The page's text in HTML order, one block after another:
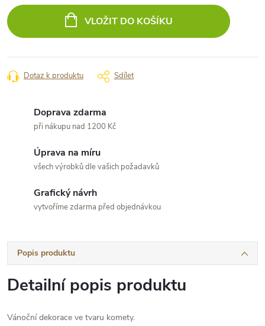
cena:
VLOŽIT DO KOŠÍKU
Dotaz k produktu Sdílet
Doprava zdarma
při nákupu nad 1200 Kč
Úprava na míru
všech výrobků dle vašich požadavků
Grafický návrh
vytvoříme zdarma před objednávkou
Popis produktu
Detailní popis produktu
Vánoční dekorace ve tvaru komety.